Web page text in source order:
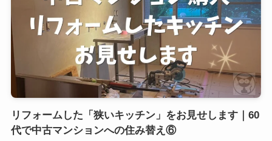
リフォームした「狭いキッチン」をお見せします｜60
代で中古マンションへの住み替え⑥